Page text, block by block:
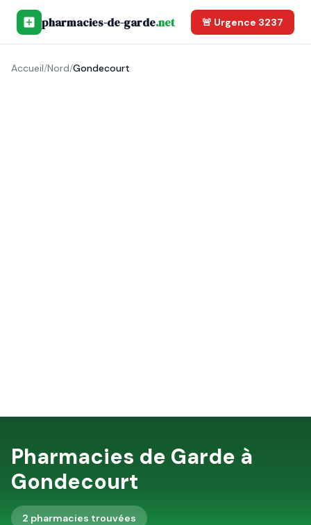
pharmacies-de-garde.net 🚨 Urgence 3237
Accueil/Nord/Gondecourt
Pharmacies de Garde à
Gondecourt
2 pharmacies trouvées